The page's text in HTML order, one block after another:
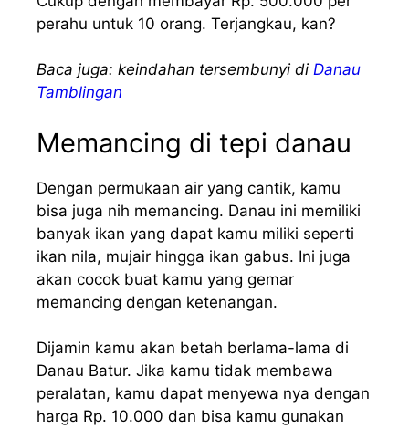
perahu untuk 10 orang. Terjangkau, kan?
Baca juga: keindahan tersembunyi di Danau
Tamblingan
Memancing di tepi danau
Dengan permukaan air yang cantik, kamu
bisa juga nih memancing. Danau ini memiliki
banyak ikan yang dapat kamu miliki seperti
ikan nila, mujair hingga ikan gabus. Ini juga
akan cocok buat kamu yang gemar
memancing dengan ketenangan.
Dijamin kamu akan betah berlama-lama di
Danau Batur. Jika kamu tidak membawa
peralatan, kamu dapat menyewa nya dengan
harga Rp. 10.000 dan bisa kamu gunakan